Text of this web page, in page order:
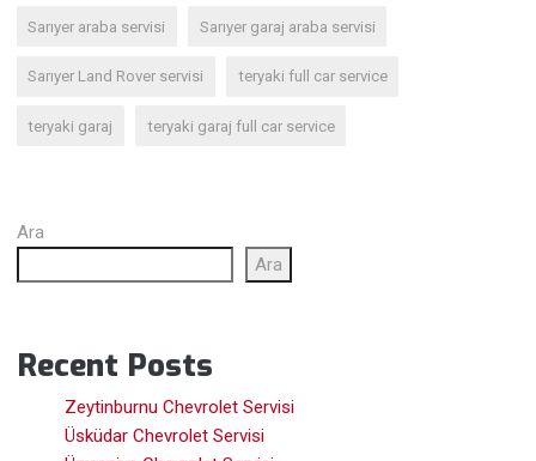
Sarıyer araba servisi Sarıyer garaj araba servisi
Sarıyer Land Rover servisi teryaki full car service
teryaki garaj teryaki garaj full car service
Ara
Ara
Recent Posts
Zeytinburnu Chevrolet Servisi
Üsküdar Chevrolet Servisi